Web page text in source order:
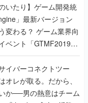
ベント「GTMF2019」
を深めよう【PR】
イバーコネクトツー
オレが取る。だから、
か──男の熱意はチーム
『.hack』成功の活路を
・松山 洋に流れる血は
だった【若ゲのいた
の記事一覧